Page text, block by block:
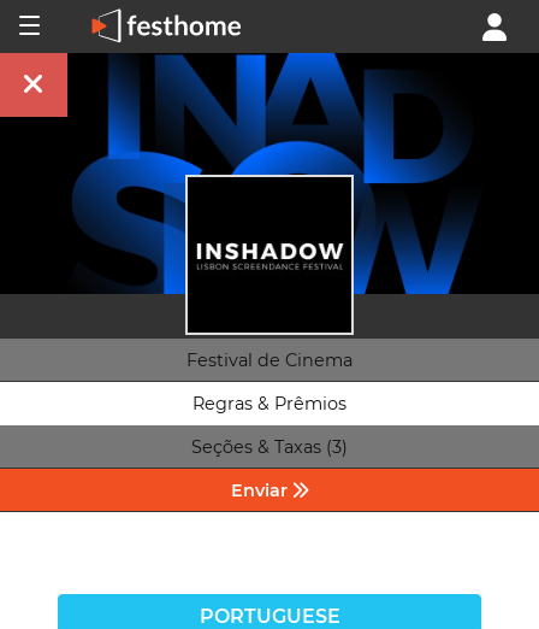
Festival de Cinema
Regras & Prêmios
Seções & Taxas (3)
Enviar
PORTUGUESE